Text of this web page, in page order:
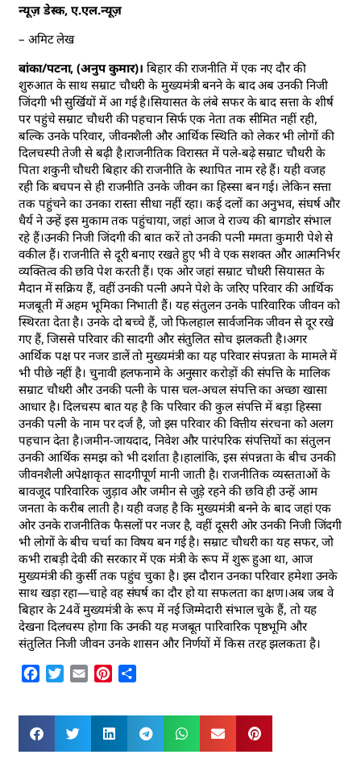
न्यूज़ डेस्क, ए.एल.न्यूज़
– अमिट लेख
बांका/पटना, (अनुप कुमार)। बिहार की राजनीति में एक नए दौर की
शुरुआत के साथ सम्राट चौधरी के मुख्यमंत्री बनने के बाद अब उनकी निजी
जिंदगी भी सुर्खियों में आ गई है।सियासत के लंबे सफर के बाद सत्ता के शीर्ष
पर पहुंचे सम्राट चौधरी की पहचान सिर्फ एक नेता तक सीमित नहीं रही,
बल्कि उनके परिवार, जीवनशैली और आर्थिक स्थिति को लेकर भी लोगों की
दिलचस्पी तेजी से बढ़ी है।राजनीतिक विरासत में पले-बढ़े सम्राट चौधरी के
पिता शकुनी चौधरी बिहार की राजनीति के स्थापित नाम रहे हैं। यही वजह
रही कि बचपन से ही राजनीति उनके जीवन का हिस्सा बन गई। लेकिन सत्ता
तक पहुंचने का उनका रास्ता सीधा नहीं रहा। कई दलों का अनुभव, संघर्ष और
धैर्य ने उन्हें इस मुकाम तक पहुंचाया, जहां आज वे राज्य की बागडोर संभाल
रहे हैं।उनकी निजी जिंदगी की बात करें तो उनकी पत्नी ममता कुमारी पेशे से
वकील हैं। राजनीति से दूरी बनाए रखते हुए भी वे एक सशक्त और आत्मनिर्भर
व्यक्तित्व की छवि पेश करती हैं। एक ओर जहां सम्राट चौधरी सियासत के
मैदान में सक्रिय हैं, वहीं उनकी पत्नी अपने पेशे के जरिए परिवार की आर्थिक
मजबूती में अहम भूमिका निभाती हैं। यह संतुलन उनके पारिवारिक जीवन को
स्थिरता देता है। उनके दो बच्चे हैं, जो फिलहाल सार्वजनिक जीवन से दूर रखे
गए हैं, जिससे परिवार की सादगी और संतुलित सोच झलकती है।अगर
आर्थिक पक्ष पर नजर डालें तो मुख्यमंत्री का यह परिवार संपन्नता के मामले में
भी पीछे नहीं है। चुनावी हलफनामे के अनुसार करोड़ों की संपत्ति के मालिक
सम्राट चौधरी और उनकी पत्नी के पास चल-अचल संपत्ति का अच्छा खासा
आधार है। दिलचस्प बात यह है कि परिवार की कुल संपत्ति में बड़ा हिस्सा
उनकी पत्नी के नाम पर दर्ज है, जो इस परिवार की वित्तीय संरचना को अलग
पहचान देता है।जमीन-जायदाद, निवेश और पारंपरिक संपत्तियों का संतुलन
उनकी आर्थिक समझ को भी दर्शाता है।हालांकि, इस संपन्नता के बीच उनकी
जीवनशैली अपेक्षाकृत सादगीपूर्ण मानी जाती है। राजनीतिक व्यस्तताओं के
बावजूद पारिवारिक जुड़ाव और जमीन से जुड़े रहने की छवि ही उन्हें आम
जनता के करीब लाती है। यही वजह है कि मुख्यमंत्री बनने के बाद जहां एक
ओर उनके राजनीतिक फैसलों पर नजर है, वहीं दूसरी ओर उनकी निजी जिंदगी
भी लोगों के बीच चर्चा का विषय बन गई है। सम्राट चौधरी का यह सफर, जो
कभी राबड़ी देवी की सरकार में एक मंत्री के रूप में शुरू हुआ था, आज
मुख्यमंत्री की कुर्सी तक पहुंच चुका है। इस दौरान उनका परिवार हमेशा उनके
साथ खड़ा रहा—चाहे वह संघर्ष का दौर हो या सफलता का क्षण।अब जब वे
बिहार के 24वें मुख्यमंत्री के रूप में नई जिम्मेदारी संभाल चुके हैं, तो यह
देखना दिलचस्प होगा कि उनकी यह मजबूत पारिवारिक पृष्ठभूमि और
संतुलित निजी जीवन उनके शासन और निर्णयों में किस तरह झलकता है।
Facebook
Twitter
Email Pinterest